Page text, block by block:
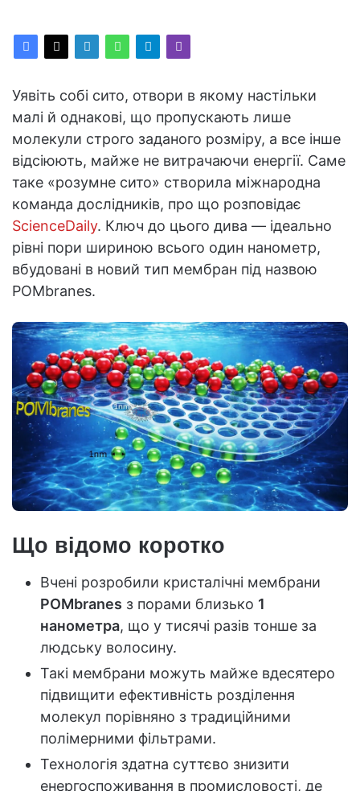
Уявіть собі сито, отвори в якому настільки
малі й однакові, що пропускають лише
молекули строго заданого розміру, а все інше
відсіюють, майже не витрачаючи енергії. Саме
таке «розумне сито» створила міжнародна
команда дослідників, про що розповідає
ScienceDaily. Ключ до цього дива — ідеально
рівні пори шириною всього один нанометр,
вбудовані в новий тип мембран під назвою
POMbranes.
Що відомо коротко
Вчені розробили кристалічні мембрани
POMbranes з порами близько 1
нанометра, що у тисячі разів тонше за
людську волосину.
Такі мембрани можуть майже вдесятеро
підвищити ефективність розділення
молекул порівняно з традиційними
полімерними фільтрами.
Технологія здатна суттєво знизити
енергоспоживання в промисловості, де